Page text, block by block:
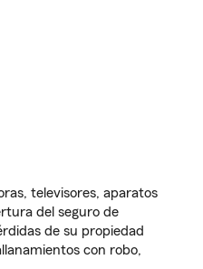
televisores, aparatos
del seguro de
de su propiedad
con robo,